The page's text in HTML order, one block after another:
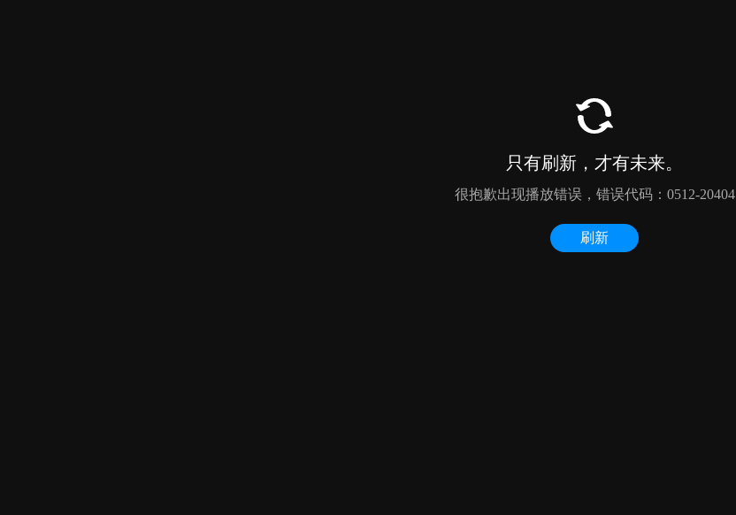
只有刷新，才有未来。
很抱歉出现播放错误，错误代码：0512-20404
刷新